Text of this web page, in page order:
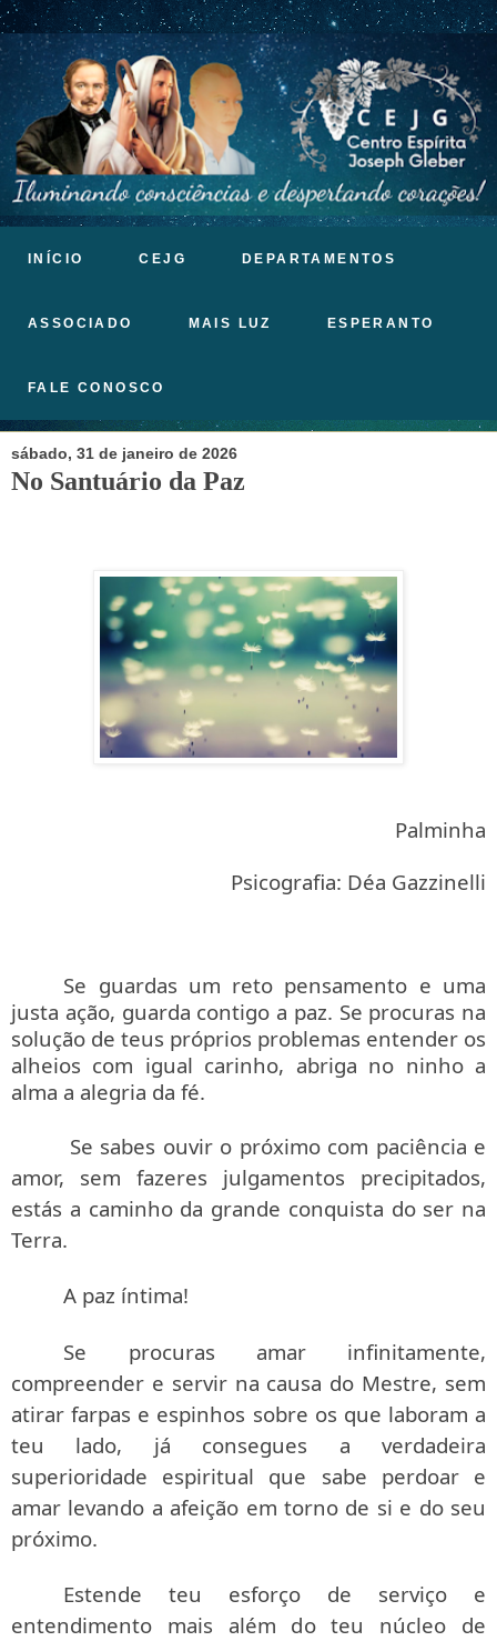
INÍCIO CEJG DEPARTAMENTOS
ASSOCIADO MAIS LUZ ESPERANTO
FALE CONOSCO
sábado, 31 de janeiro de 2026
No Santuário da Paz
Palminha
Psicografia: Déa Gazzinelli
Se guardas um reto pensamento e uma
justa ação, guarda contigo a paz. Se procuras na
solução de teus próprios problemas entender os
alheios com igual carinho, abriga no ninho a
alma a alegria da fé.
Se sabes ouvir o próximo com paciência e
amor, sem fazeres julgamentos precipitados,
estás a caminho da grande conquista do ser na
Terra.
A paz íntima!
Se procuras amar infinitamente,
compreender e servir na causa do Mestre, sem
atirar farpas e espinhos sobre os que laboram a
teu lado, já consegues a verdadeira
superioridade espiritual que sabe perdoar e
amar levando a afeição em torno de si e do seu
próximo.
Estende teu esforço de serviço e
entendimento mais além do teu núcleo de